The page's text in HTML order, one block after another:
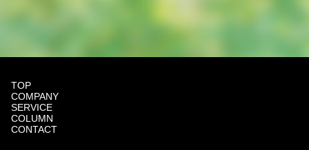
TOP
COMPANY
SERVICE
COLUMN
CONTACT